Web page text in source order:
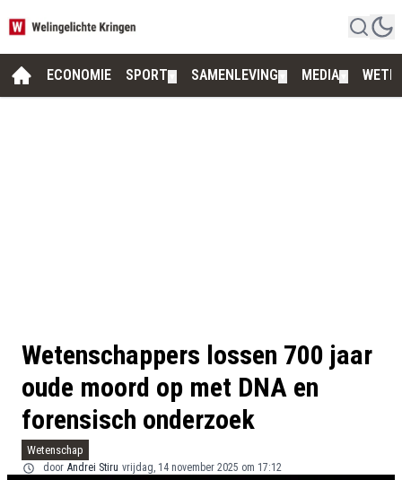
ECONOMIE SPORT SAMENLEVING MEDIA
Wetenschappers lossen 700 jaar
oude moord op met DNA en
forensisch onderzoek
Wetenschap
door Andrei Stiru vrijdag, 14 november 2025 om 17:12